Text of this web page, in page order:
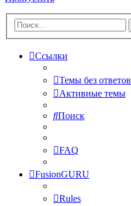
Ссылки
Темы без ответов
Активные темы
Поиск
FAQ
FusionGURU
Rules